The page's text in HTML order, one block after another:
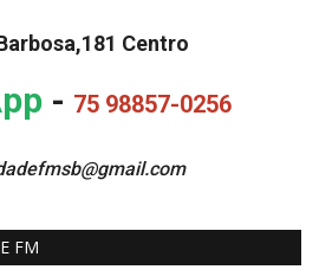
Centro
- 75 98857-0256
FM